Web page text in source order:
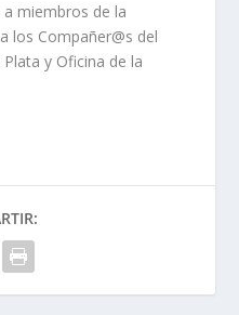
a miembros de la
los Compañer@s del
y Oficina de la